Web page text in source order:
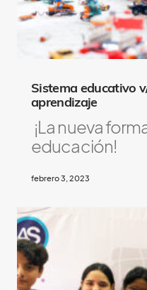
Sistema educativo
aprendizaje
¡La nueva
educación!
febrero 3, 2023